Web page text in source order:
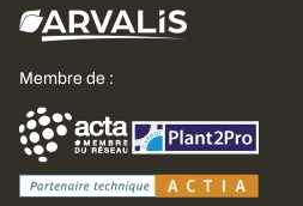
Membre de :